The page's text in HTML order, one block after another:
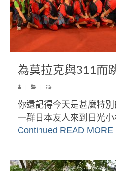
為莫拉克與311而
| |
你還記得今天是甚麼特
一群日本友人來到日光
Continued READ MORE